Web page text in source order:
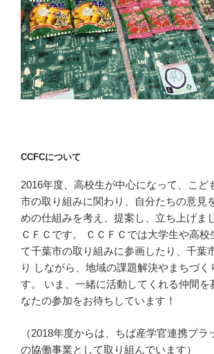
CCFCについて
2016年度、高校生が中心になって、こど
市の取り組みに関わり、自分たちの意見
めの仕組みを考え、提案し、立ち上げま
ＣＦＣです。 ＣＣＦＣでは大学生や高校
て千葉市の取り組みに参画したり、千葉
り しながら、地域の課題解決やまちづく
す。 いま、一緒に活動してくれる仲間を
なたの参加をお待ちしています！
（2018年度からは、ちば産学官連携プラ
の協働事業として取り組んでいます）